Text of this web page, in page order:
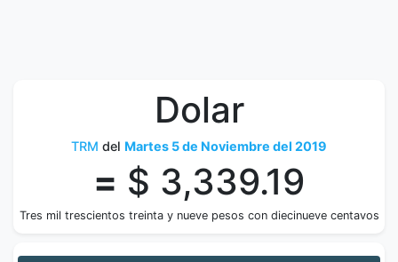
Dolar
TRM del Martes 5 de Noviembre del 2019
= $ 3,339.19
Tres mil trescientos treinta y nueve pesos con diecinueve centavos